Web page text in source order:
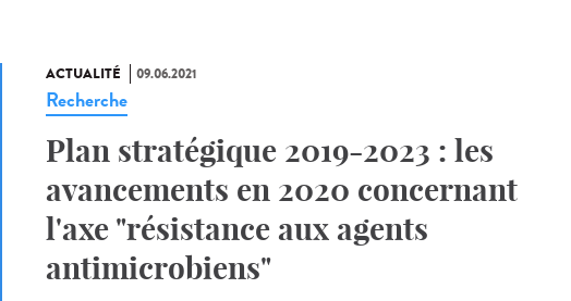
ACTUALITÉ 09.06.2021
Recherche
Plan stratégique 2019-2023 : les
avancements en 2020 concernant
l'axe "résistance aux agents
antimicrobiens"